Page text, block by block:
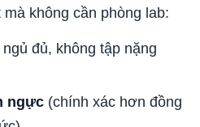
không cần phòng lab:
đủ, không tập nặng
ngực (chính xác hơn đồng